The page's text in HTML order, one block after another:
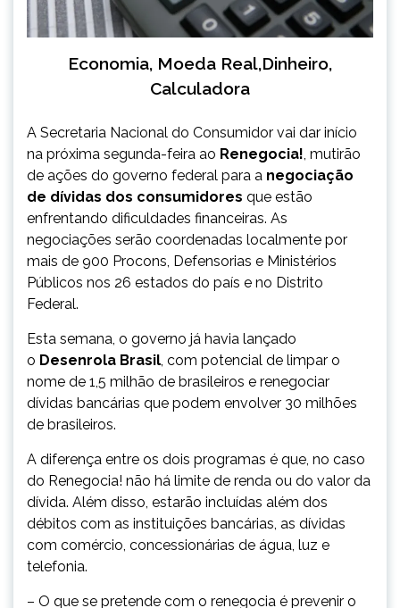
Economia, Moeda Real,Dinheiro,
Calculadora
A Secretaria Nacional do Consumidor vai dar início
na próxima segunda-feira ao Renegocia!, mutirão
de ações do governo federal para a negociação
de dívidas dos consumidores que estão
enfrentando dificuldades financeiras. As
negociações serão coordenadas localmente por
mais de 900 Procons, Defensorias e Ministérios
Públicos nos 26 estados do país e no Distrito
Federal.
Esta semana, o governo já havia lançado
o Desenrola Brasil, com potencial de limpar o
nome de 1,5 milhão de brasileiros e renegociar
dívidas bancárias que podem envolver 30 milhões
de brasileiros.
A diferença entre os dois programas é que, no caso
do Renegocia! não há limite de renda ou do valor da
dívida. Além disso, estarão incluídas além dos
débitos com as instituições bancárias, as dívidas
com comércio, concessionárias de água, luz e
telefonia.
– O que se pretende com o renegocia é prevenir o